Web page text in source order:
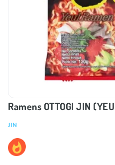
Ramens OTTOGI JIN
JIN